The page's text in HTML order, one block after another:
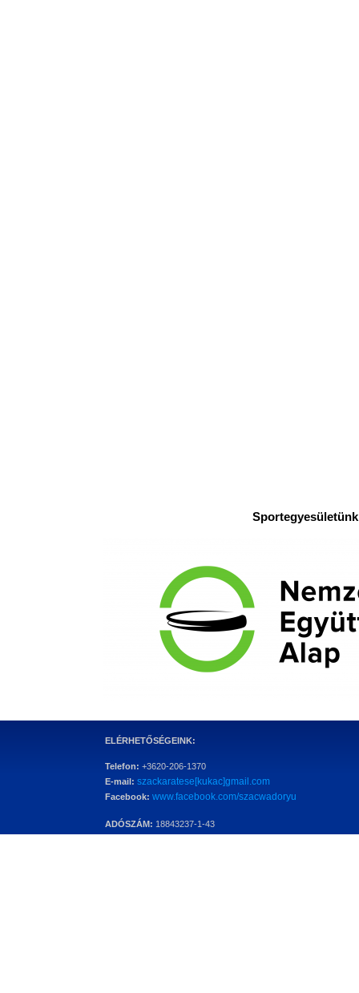
ELÉRHETŐSÉGEINK:
Telefon: +3620-206-1370
E-mail: szackaratese[kukac]gmail.com
Facebook: www.facebook.com/szacwadoryu
ADÓSZÁM: 18843237-1-43